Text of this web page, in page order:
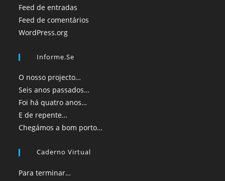
Feed de entradas
Feed de comentários
WordPress.org
Informe.se
O nosso projecto…
Seis anos passados…
Foi há quatro anos…
E de repente…
Chegámos a bom porto…
Caderno Virtual
Para terminar…